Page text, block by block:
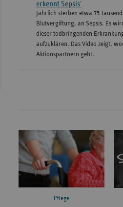
erkennt Sepsis'
Jährlich sterben etwa 75
Blutvergiftung, an Sepsis. Es
dieser todbringenden
aufzuklären. Das Video zeigt,
Aktionspartnern geht.
Pflege